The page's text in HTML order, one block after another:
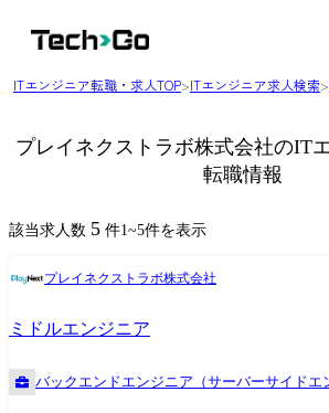
ITエンジニア転職・求人TOP>ITエンジニア求人検索>
プレイネクストラボ株式会社のIT
転職情報
該当求人数 5 件1~5件を表示
プレイネクストラボ株式会社
ミドルエンジニア
バックエンドエンジニア（サーバーサイドエ